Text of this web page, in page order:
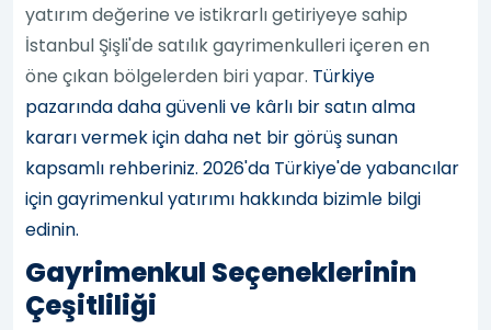
yatırım değerine ve istikrarlı getiriyeye sahip
İstanbul Şişli'de satılık gayrimenkulleri içeren en
öne çıkan bölgelerden biri yapar. Türkiye
pazarında daha güvenli ve kârlı bir satın alma
kararı vermek için daha net bir görüş sunan
kapsamlı rehberiniz. 2026'da Türkiye'de yabancılar
için gayrimenkul yatırımı hakkında bizimle bilgi
edinin.
Gayrimenkul Seçeneklerinin
Çeşitliliği